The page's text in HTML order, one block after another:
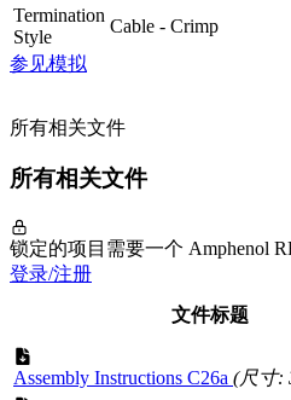
Termination
Style
Cable - Crimp
参见模拟
所有相关文件
所有相关文件
锁定的项目需要一个 Amphenol
登录/注册
文件标题
Assembly Instructions C26a (尺寸: